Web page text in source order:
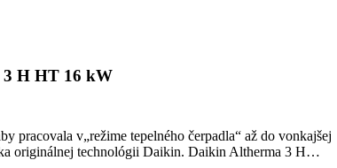
3 H HT 16 kW
pracovala v„režime tepelného čerpadla“ až do vonkajšej
originálnej technológii Daikin. Daikin Altherma 3 H…